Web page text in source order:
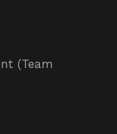
(Team